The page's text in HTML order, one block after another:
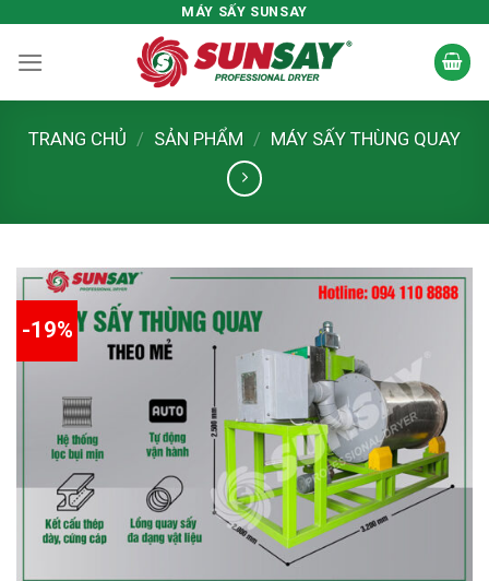
content
MÁY SẤY SUNSAY
TRANG CHỦ / SẢN PHẨM / MÁY SẤY THÙNG QUAY
-19%